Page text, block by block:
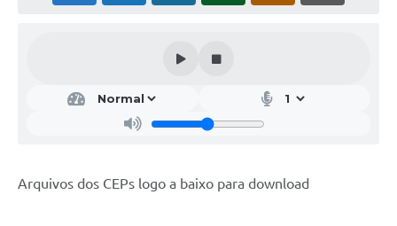
Arquivos dos CEPs logo a baixo para download